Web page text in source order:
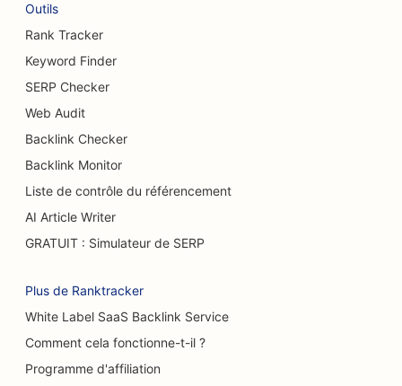
SEO pour les boutiques
SEO pour les restaurants buffets
mammaire
SEO pour les brasseries
SEO pour les camions à hamburgers
SEO pour les concessionnaires automobiles
SEO pour les pâtisseries
SEO pour les stations-service
Outils
Rank Tracker
Keyword Finder
SERP Checker
Web Audit
Backlink Checker
Backlink Monitor
Liste de contrôle du référencement
AI Article Writer
GRATUIT : Simulateur de SERP
Plus de Ranktracker
White Label SaaS Backlink Service
Comment cela fonctionne-t-il ?
Programme d'affiliation